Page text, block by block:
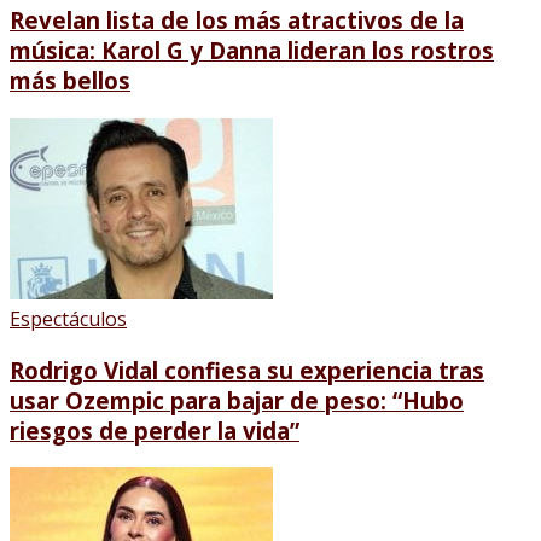
Revelan lista de los más atractivos de la
música: Karol G y Danna lideran los rostros
más bellos
Espectáculos
Rodrigo Vidal confiesa su experiencia tras
usar Ozempic para bajar de peso: “Hubo
riesgos de perder la vida”